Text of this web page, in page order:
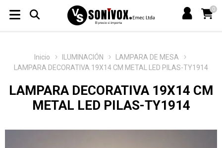
0
Inicio ILUMINACIÓN
LAMPARA DE MESA
LAMPARA DECORATIVA 19X14 CM METAL LED PILAS-TY1914
LAMPARA DECORATIVA 19X14 CM
METAL LED PILAS-TY1914